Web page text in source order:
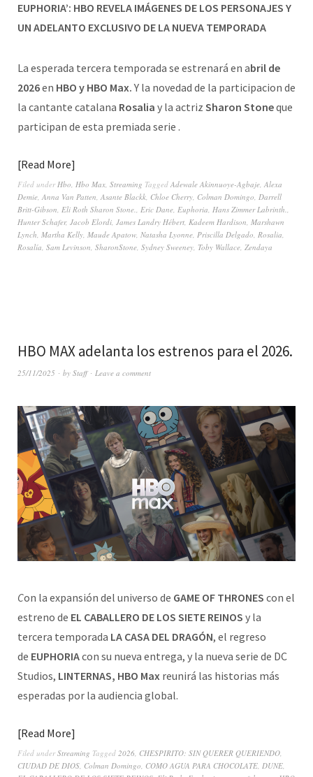
EUPHORIA’: HBO REVELA IMÁGENES DE LOS PERSONAJES Y
UN ADELANTO EXCLUSIVO DE LA NUEVA TEMPORADA
La esperada tercera temporada se estrenará en abril de
2026en HBO y HBO Max.Y la novedad de la participacion de
la cantante catalana Rosalia y la actriz Sharon Stoneque
participan de esta premiada serie .
Read More
Filed underHbo, Hbo Max, Streaming Tagged Adewale Akinnuoye-Agbaje, Alexa
Demie, Anna Van Patten, Asante Blackk, Chloe Cherry, Colman Domingo, Darrell
Britt-Gibson, Eli Roth Sharon Stone., Eric Dane, Euphoria, Hans Zimmer Labrinth.,
Hunter Schafer, Jacob Elordi, James Landry Hébert, Kadeem Hardison, Marshawn
Lynch, Martha Kelly, Maude Apatow, Natasha Lyonne, Priscilla Delgado, Rosalia,
Rosalía, Sam Levinson, SharonStone, Sydney Sweeney, Toby Wallace, Zendaya
HBO MAX adelanta los estrenos para el 2026.
25/11/2025 by Staff Leave a comment
Con la expansión del universo de GAME OF THRONES con el
estreno de EL CABALLERO DE LOS SIETE REINOS y la
tercera temporada LA CASA DEL DRAGÓN, el regreso
de EUPHORIAcon su nueva entrega, y la nueva serie de DC
Studios, LINTERNAS, HBO Max reunirá las historias más
esperadas por la audiencia global.
Read More
Filed underStreaming Tagged 2026, CHESPIRITO: SIN QUERER QUERIENDO,
CIUDAD DE DIOS, Colman Domingo, COMO AGUA PARA CHOCOLATE, DUNE,